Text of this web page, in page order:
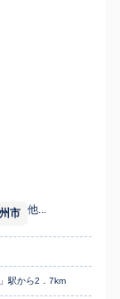
市 他...
駅から2．7km